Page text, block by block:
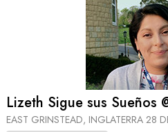
Lizeth Sigue sus Sueños
EAST GRINSTEAD, INGLATERRA 28